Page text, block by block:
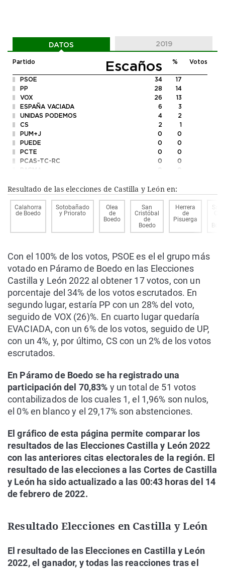
DATOS 2019
Partido Escaños % Votos
PSOE 34
17
PP
28
14
VOX
26
13
ESPAÑA VACIADA
6
3
UNIDAS PODEMOS
4
2
CS
2
1
PUM+J
0
0
PUEDE
0
0
PCTE
0
0
PCAS-TC-RC
0
0
PACMA
0
0
DESPIERTA
0
Resultado de las elecciones de Castilla y León en:
Calahorra
de Boedo
Sotobañado
y Priorato
Olea
de
Boedo
San
Cristóbal
de
Boedo
Herrera
de
Pisuerga
Con el 100% de los votos, PSOE es el el grupo más
votado en Páramo de Boedo en las Elecciones
Castilla y León 2022 al obtener 17 votos, con un
porcentaje del 34% de los votos escrutados. En
segundo lugar, estaría PP con un 28% del voto,
seguido de VOX (26)%. En cuarto lugar quedaría
EVACIADA, con un 6% de los votos, seguido de UP,
con un 4%, y, por último, CS con un 2% de los votos
escrutados.
En Páramo de Boedo se ha registrado una
participación del 70,83% y un total de 51 votos
contabilizados de los cuales 1, el 1,96% son nulos,
el 0% en blanco y el 29,17% son abstenciones.
El gráfico de esta página permite comparar los
resultados de las Elecciones Castilla y León 2022
con las anteriores citas electorales de la región. El
resultado de las elecciones a las Cortes de Castilla
y León ha sido actualizado a las 00:43 horas del 14
de febrero de 2022.
Resultado Elecciones en Castilla y León
El resultado de las Elecciones en Castilla y León
2022, el ganador, y todas las reacciones tras el